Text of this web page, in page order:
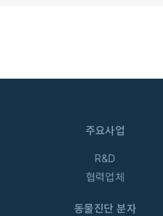
주요사업
R&D
협력업체
동물진단 분자